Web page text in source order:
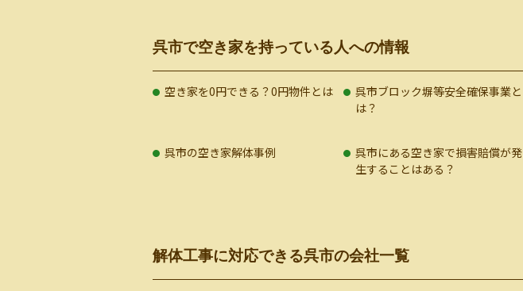
呉市で空き家を持っている人への情報
空き家を0円できる？0円物件とは
呉市ブロック塀等安全確保事業と
は？
呉市の空き家解体事例
呉市にある空き家で損害賠償が発
生することはある？
解体工事に対応できる呉市の会社一覧